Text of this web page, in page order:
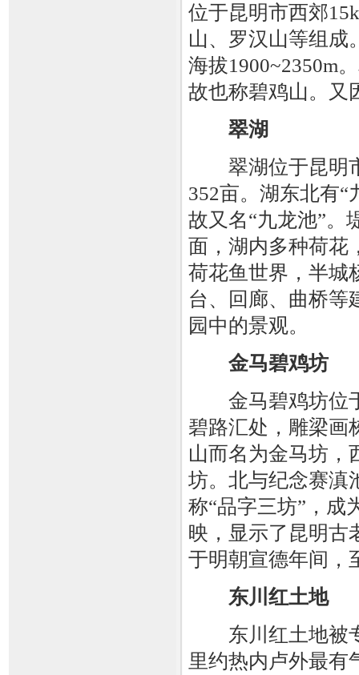
位于昆明市西郊
山、罗汉山等组成
海拔1900~2350m
故也称碧鸡山。又
翠湖
翠湖位于昆明
352亩。湖东北有“
故又名“九龙池”。
面，湖内多种荷花
荷花鱼世界，半城
台、回廊、曲桥等
园中的景观。
金马碧鸡坊
金马碧鸡坊位
碧路汇处，雕梁画
山而名为金马坊，
坊。北与纪念赛滇
称“品字三坊”，成
映，显示了昆明古
于明朝宣德年间，
东川红土地
东川红土地被
里约热内卢外最有